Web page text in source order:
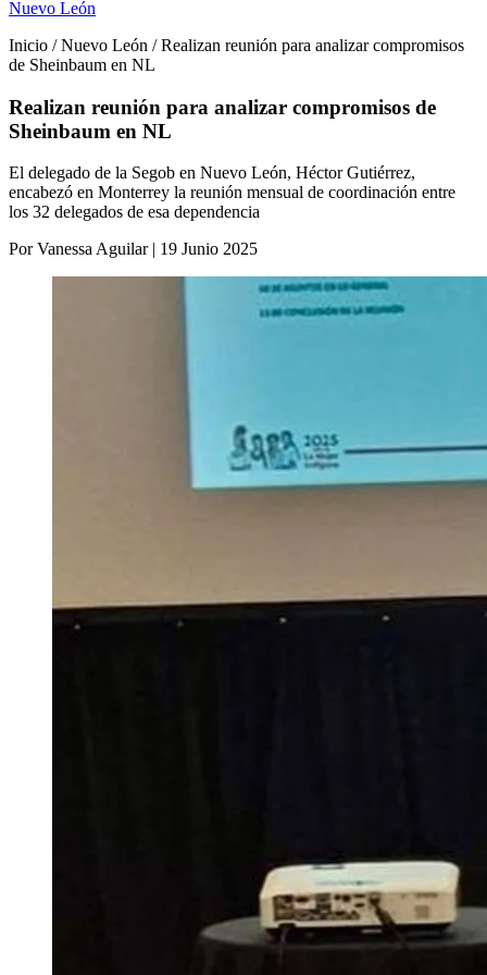
Nuevo León
Inicio / Nuevo León / Realizan reunión para analizar compromisos
de Sheinbaum en NL
Realizan reunión para analizar compromisos de
Sheinbaum en NL
El delegado de la Segob en Nuevo León, Héctor Gutiérrez,
encabezó en Monterrey la reunión mensual de coordinación entre
los 32 delegados de esa dependencia
Por Vanessa Aguilar | 19 Junio 2025